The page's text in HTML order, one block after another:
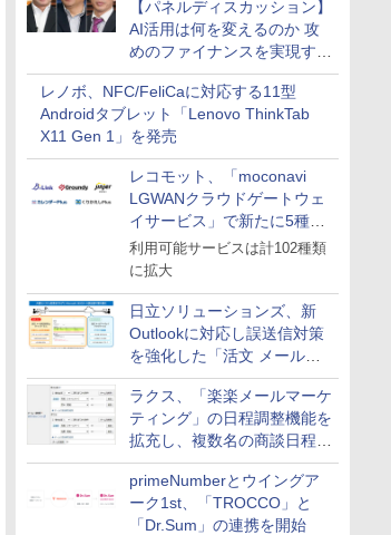
【パネルディスカッション】
AI活用は何を変えるのか 攻
めのファイナンスを実現する
業務設計とマインドセット変
革
レノボ、NFC/FeliCaに対応する11型
Androidタブレット「Lenovo ThinkTab
X11 Gen 1」を発売
レコモット、「moconavi
LGWANクラウドゲートウェ
イサービス」で新たに5種類
のサービスと連携開始
利用可能サービスは計102種類
に拡大
日立ソリューションズ、新
Outlookに対応し誤送信対策
を強化した「活文 メール誤
送信防止アドインサービス」
を提供
ラクス、「楽楽メールマーケ
ティング」の日程調整機能を
拡充し、複数名の商談日程調
整を効率化
primeNumberとウイングア
ーク1st、「TROCCO」と
「Dr.Sum」の連携を開始